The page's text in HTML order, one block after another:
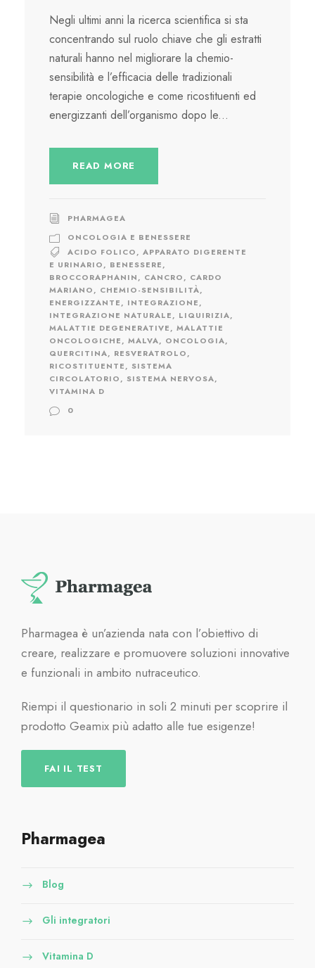
Negli ultimi anni la ricerca scientifica si sta
concentrando sul ruolo chiave che gli estratti
naturali hanno nel migliorare la chemio-
sensibilità e l’efficacia delle tradizionali
terapie oncologiche e come ricostituenti ed
energizzanti dell’organismo dopo le...
READ MORE
PHARMAGEA
ONCOLOGIA E BENESSERE
ACIDO FOLICO, APPARATO DIGERENTE
E URINARIO, BENESSERE,
BROCCORAPHANIN, CANCRO, CARDO
MARIANO, CHEMIO-SENSIBILITÀ,
ENERGIZZANTE, INTEGRAZIONE,
INTEGRAZIONE NATURALE, LIQUIRIZIA,
MALATTIE DEGENERATIVE, MALATTIE
ONCOLOGICHE, MALVA, ONCOLOGIA,
QUERCITINA, RESVERATROLO,
RICOSTITUENTE, SISTEMA
CIRCOLATORIO, SISTEMA NERVOSA,
VITAMINA D
0
Pharmagea è un’azienda nata con l’obiettivo di
creare, realizzare e promuovere soluzioni innovative
e funzionali in ambito nutraceutico.
Riempi il questionario in soli 2 minuti per scoprire il
prodotto Geamix più adatto alle tue esigenze!
FAI IL TEST
Pharmagea
Blog
Gli integratori
Vitamina D